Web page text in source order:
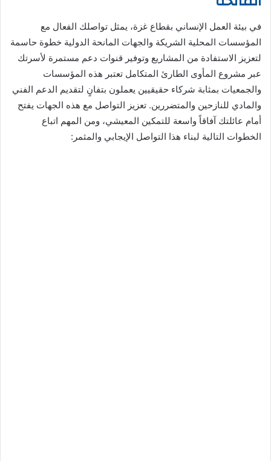
في بيئة العمل الإنساني بقطاع غزة، يمثل تواصلك الفعال مع
المؤسسات المحلية الشريكة والجهات المانحة الدولية خطوة حاسمة
لتعزيز الاستفادة من المشاريع وتوفير قنوات دعم مستمرة لأسرتك
عبر مشروع المأوى الطارئ المتكامل تعتبر هذه المؤسسات
والجمعيات بمثابة شركاء حقيقيين يعملون بتفانٍ لتقديم الدعم الفني
والمادي للنازحين والمتضررين. تعزيز التواصل مع هذه الجهات يفتح
أمام عائلتك آفاقاً واسعة للتمكين المعيشي، ومن المهم اتباع
الخطوات التالية لبناء هذا التواصل الإيجابي والمثمر: